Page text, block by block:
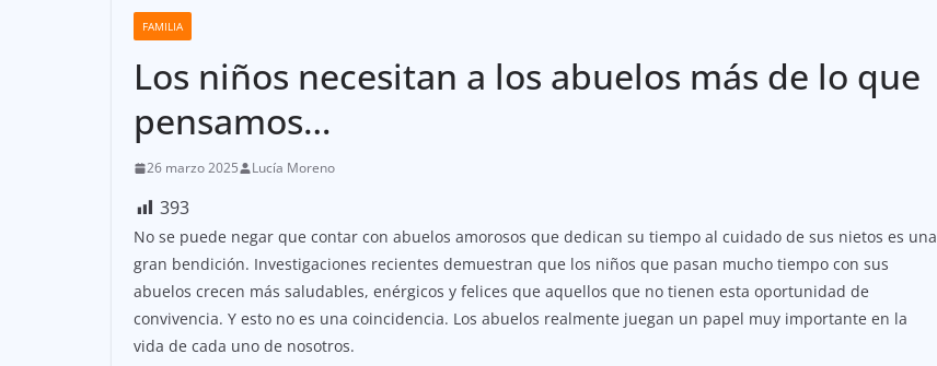
FAMILIA
Los niños necesitan a los abuelos más de lo que
pensamos…
26 marzo 2025 Lucía Moreno
393
No se puede negar que contar con abuelos amorosos que dedican su tiempo al cuidado de sus nietos es una
gran bendición. Investigaciones recientes demuestran que los niños que pasan mucho tiempo con sus
abuelos crecen más saludables, enérgicos y felices que aquellos que no tienen esta oportunidad de
convivencia. Y esto no es una coincidencia. Los abuelos realmente juegan un papel muy importante en la
vida de cada uno de nosotros.